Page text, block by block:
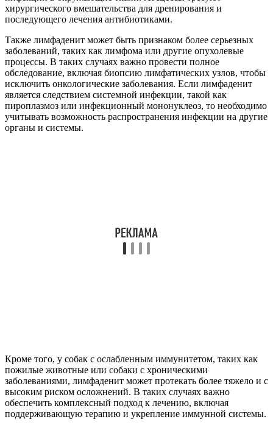
хирургического вмешательства для дренирования и
последующего лечения антибиотиками.
Также лимфаденит может быть признаком более серьезных
заболеваний, таких как лимфома или другие опухолевые
процессы. В таких случаях важно провести полное
обследование, включая биопсию лимфатических узлов, чтобы
исключить онкологические заболевания. Если лимфаденит
является следствием системной инфекции, такой как
пироплазмоз или инфекционный мононуклеоз, то необходимо
учитывать возможность распространения инфекции на другие
органы и системы.
Кроме того, у собак с ослабленным иммунитетом, таких как
пожилые животные или собаки с хроническими
заболеваниями, лимфаденит может протекать более тяжело и с
высоким риском осложнений. В таких случаях важно
обеспечить комплексный подход к лечению, включая
поддерживающую терапию и укрепление иммунной системы.